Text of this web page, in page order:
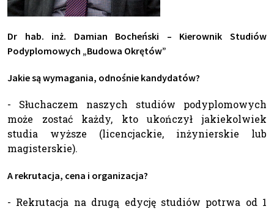
Dr hab. inż. Damian Bocheński – Kierownik Studiów
Podyplomowych „Budowa Okrętów”
Jakie są wymagania, odnośnie kandydatów?
- Słuchaczem naszych studiów podyplomowych
może zostać każdy, kto ukończył jakiekolwiek
studia wyższe (licencjackie, inżynierskie lub
magisterskie).
A rekrutacja, cena i organizacja?
- Rekrutacja na drugą edycję studiów potrwa od 1